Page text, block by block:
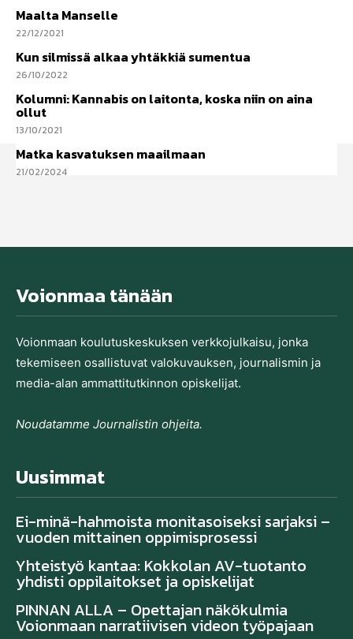
Maalta Manselle
22/12/2021
Kun silmissä alkaa yhtäkkiä sumentua
26/10/2022
Kolumni: Kannabis on laitonta, koska niin on aina
ollut
13/10/2021
Matka kasvatuksen maailmaan
21/02/2024
Voionmaa tänään
Voionmaan koulutu­skeskuksen verkkojulkaisu, jonka
tekemiseen osallistuvat valo­kuvauksen, journalismin ja
media-alan ammatti­tutkinnon opiskelijat.
Noudatamme Journalistin ohjeita.
Uusimmat
Ei-minä-hahmoista monitasoiseksi sarjaksi –
vuoden mittainen oppimisprosessi
Yhteistyö kantaa: Kokkolan AV-tuotanto
yhdisti oppilaitokset ja opiskelijat
PINNAN ALLA – Opettajan näkökulmia
Voionmaan narratiivisen videon työpajaan